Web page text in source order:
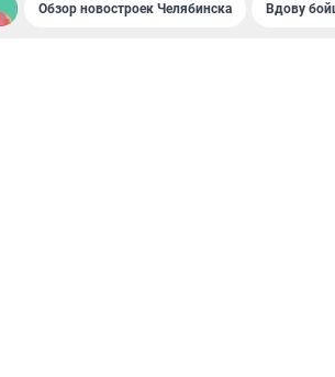
Обзор новостроек Челябинска Вдову